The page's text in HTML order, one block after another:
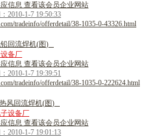
信息 查看该会员企业网站
2010-1-7 19:50:33
tradeinfo/offerdetail/38-1035-0-43326.html
铅回流焊机(图)
备厂
信息 查看该会员企业网站
2010-1-7 19:39:51
tradeinfo/offerdetail/38-1035-0-222624.html
热风回流焊机(图)
设备厂
信息 查看该会员企业网站
2010-1-7 19:01:13